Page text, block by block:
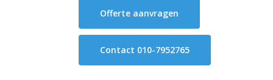
Offerte aanvragen
Contact 010-7952765